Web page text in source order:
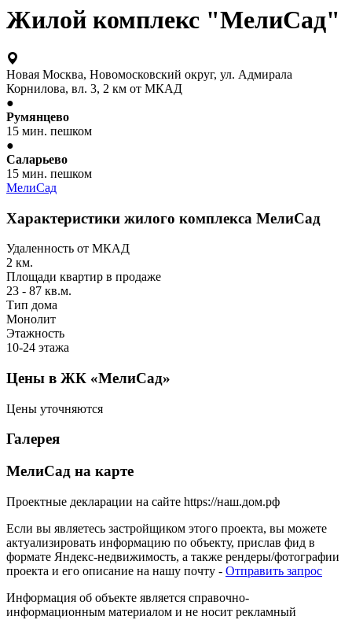
Жилой комплекс "МелиСад"
Новая Москва, Новомосковский округ, ул. Адмирала
Корнилова, вл. 3, 2 км от МКАД
●
Румянцево
15 мин. пешком
●
Саларьево
15 мин. пешком
МелиСад
Характеристики жилого комплекса МелиСад
Удаленность от МКАД
2 км.
Площади квартир в продаже
23 - 87 кв.м.
Тип дома
Монолит
Этажность
10-24 этажа
Цены в ЖК «МелиСад»
Цены уточняются
Галерея
МелиСад на карте
Проектные декларации на сайте https://наш.дом.рф
Если вы являетесь застройщиком этого проекта, вы можете
актуализировать информацию по объекту, прислав фид в
формате Яндекс-недвижимость, а также рендеры/фотографии
проекта и его описание на нашу почту - Отправить запрос
Информация об объекте является справочно-
информационным материалом и не носит рекламный